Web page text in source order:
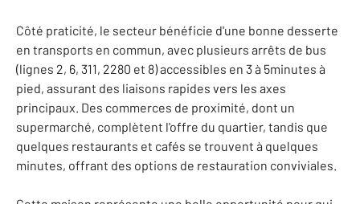
Côté praticité, le secteur bénéficie d'une bonne desserte
en transports en commun, avec plusieurs arrêts de bus
(lignes 2, 6, 311, 2280 et 8) accessibles en 3 à 5minutes à
pied, assurant des liaisons rapides vers les axes
principaux. Des commerces de proximité, dont un
supermarché, complètent l'offre du quartier, tandis que
quelques restaurants et cafés se trouvent à quelques
minutes, offrant des options de restauration conviviales.